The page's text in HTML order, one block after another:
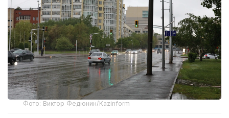
Фото: Виктор Федюнин/Kazinform